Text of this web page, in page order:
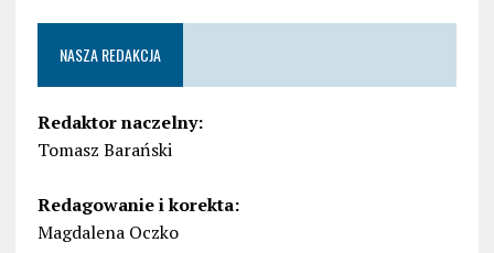
NASZA REDAKCJA
Redaktor naczelny:
Tomasz Barański
Redagowanie i korekta:
Magdalena Oczko